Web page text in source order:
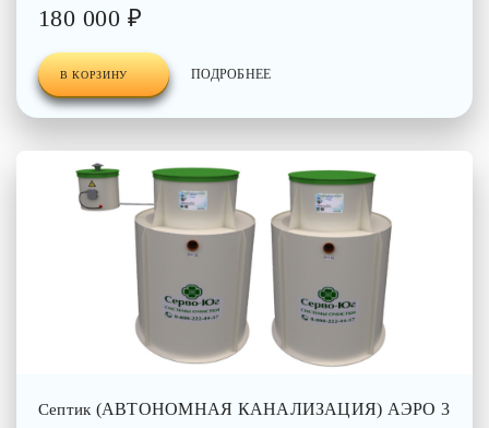
180 000 ₽
В КОРЗИНУ ПОДРОБНЕЕ
Септик (АВТОНОМНАЯ КАНАЛИЗАЦИЯ) АЭРО 3